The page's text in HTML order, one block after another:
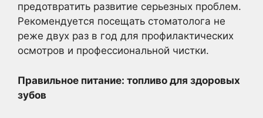
предотвратить развитие серьезных проблем.
Рекомендуется посещать стоматолога не
реже двух раз в год для профилактических
осмотров и профессиональной чистки.
Правильное питание: топливо для здоровых
зубов